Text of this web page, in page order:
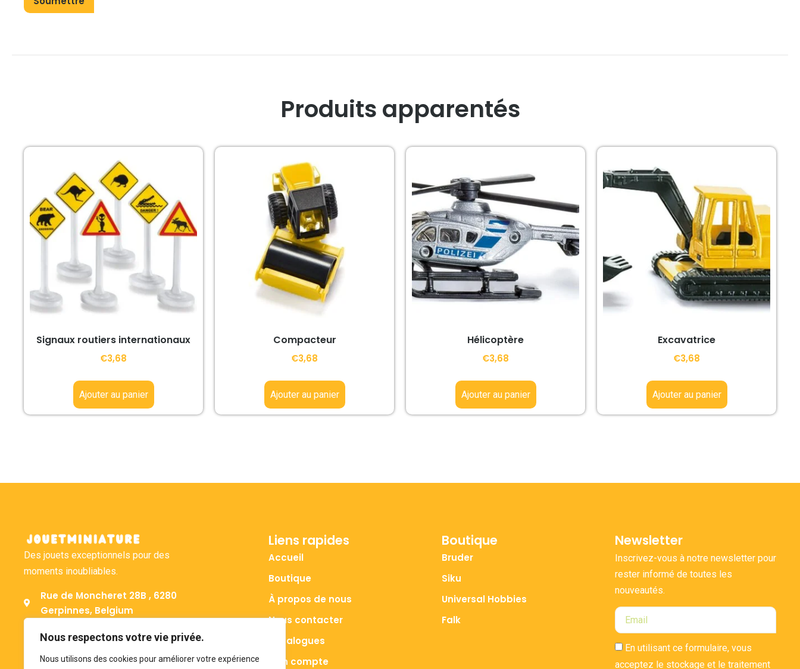
Nous respectons votre vie privée.
Nous utilisons des cookies pour améliorer votre expérience
Produits apparentés
Signaux routiers internationaux
€3,68
Ajouter au panier
Compacteur
€3,68
Ajouter au panier
Hélicoptère
€3,68
Ajouter au panier
Excavatrice
€3,68
Ajouter au panier
Des jouets exceptionnels pour des
moments inoubliables.
Rue de Moncheret 28B , 6280
Gerpinnes, Belgium
bonjour@jouetminiature.com
BE 0793.946.582
Liens rapides
Accueil
Boutique
À propos de nous
Nous contacter
Catalogues
Mon compte
Boutique
Bruder
Siku
Universal Hobbies
Falk
Newsletter
Inscrivez-vous à notre newsletter pour
rester informé de toutes les
nouveautés.
En utilisant ce formulaire, vous
acceptez le stockage et le traitement